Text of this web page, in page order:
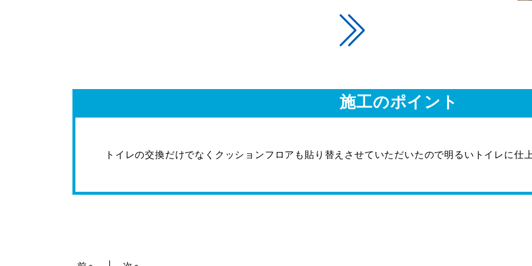
施工のポイント
トイレの交換だけでなくクッションフロアも貼り替えさせていただいたので明るいトイレに仕